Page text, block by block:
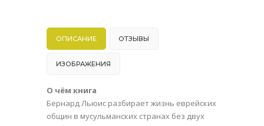
ОПИСАНИЕ ОТЗЫВЫ
ИЗОБРАЖЕНИЯ
О чём книга
Бернард Льюис разбирает жизнь еврейских
общин в мусульманских странах без двух